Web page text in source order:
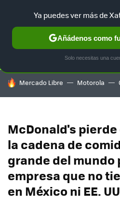
SELECCIÓN GAMING HOME
HOY SE HABLA DE
Mercado Libre Motorola
McDonald's
la cadena de
grande del mundo
empresa que no
en México ni EE.
Ya puedes ver más de
Añádenos como
Solo necesitas una